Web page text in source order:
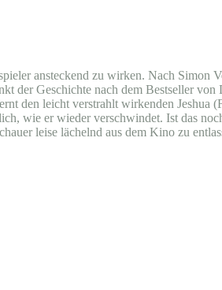
ansteckend zu wirken. Nach Simon
Geschichte nach dem Bestseller
den leicht verstrahlt wirkenden Jeshua
wie er wieder verschwindet. Ist das
leise lächelnd aus dem Kino zu